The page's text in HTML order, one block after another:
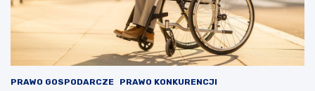
PRAWO GOSPODARCZE PRAWO KONKURENCJI